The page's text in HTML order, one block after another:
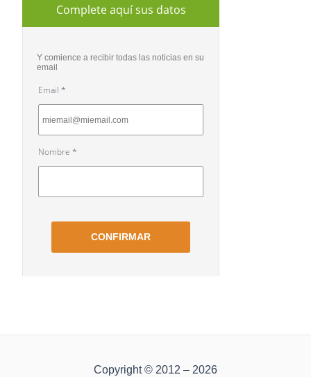
Copyright © 2012 – 2026